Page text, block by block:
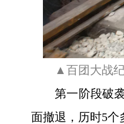
▲百团大战
第一阶段破
面撤退，历时5